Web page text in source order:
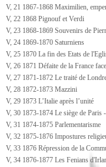
V, 21 1867-1868 Maximilien,
V, 22 1868 Pignouf et Verdi
V, 23 1868-1869 Souvenirs de
V, 24 1869-1870 Saturniens
V, 25 1870 La fin des Etats de
V, 26 1871 Défaite de la France
V, 27 1871-1872 Le traité de
V, 28 1872-1873 Mazzini
V, 29 1873 L’Italie après l’unité
V, 30 1873-1874 Le siège de Paris
V, 31 1874-1875 Parlementarisme
V, 32 1875-1876 Impostures
V, 33 1876 Répression de la
V, 34 1876-1877 Les Fenians